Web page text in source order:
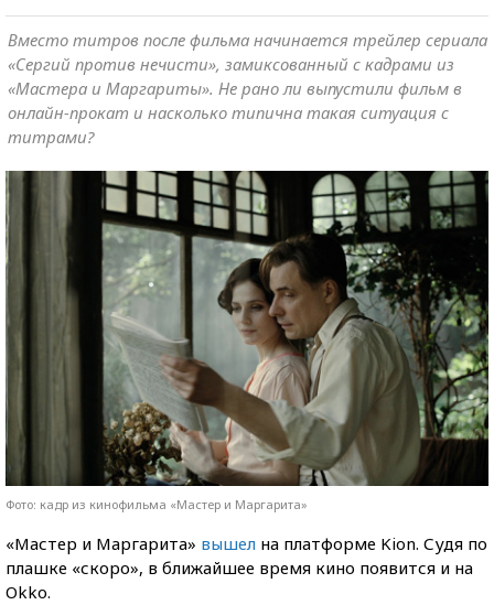
Вместо титров после фильма начинается трейлер сериала
«Сергий против нечисти», замиксованный с кадрами из
«Мастера и Маргариты». Не рано ли выпустили фильм в
онлайн-прокат и насколько типична такая ситуация с
титрами?
Фото: кадр из кинофильма «Мастер и Маргарита»
«Мастер и Маргарита» вышел на платформе Kion. Судя по
плашке «скоро», в ближайшее время кино появится и на
Okko.